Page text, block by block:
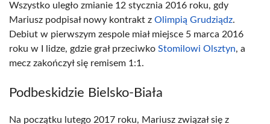
Wszystko uległo zmianie 12 stycznia 2016 roku, gdy
Mariusz podpisał nowy kontrakt z Olimpią Grudziądz.
Debiut w pierwszym zespole miał miejsce 5 marca 2016
roku w I lidze, gdzie grał przeciwko Stomilowi Olsztyn, a
mecz zakończył się remisem 1:1.
Podbeskidzie Bielsko-Biała
Na początku lutego 2017 roku, Mariusz związał się z